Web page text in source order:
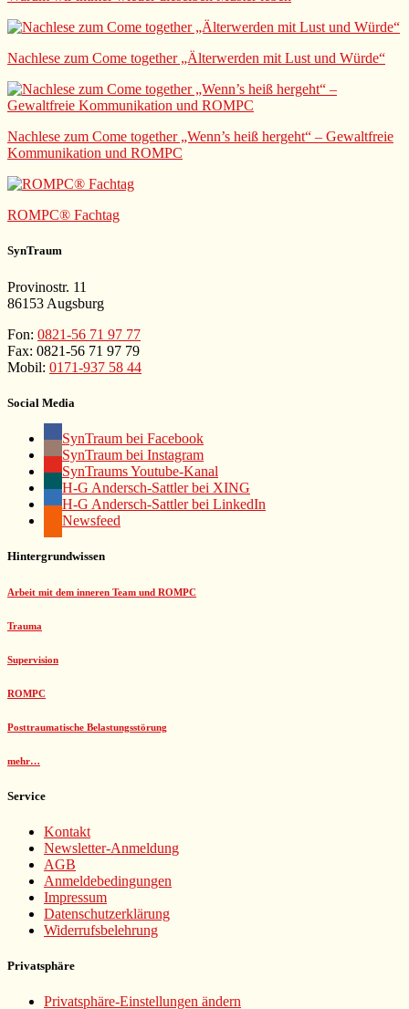
Nachlese zum Come together „Älterwerden mit Lust und Würde“
Nachlese zum Come together „Wenn’s heiß hergeht“ – Gewaltfreie
Kommunikation und ROMPC
ROMPC® Fachtag
SynTraum
Provinostr. 11
86153 Augsburg
Fon: 0821-56 71 97 77
Fax: 0821-56 71 97 79
Mobil: 0171-937 58 44
Social Media
SynTraum bei Facebook
SynTraum bei Instagram
SynTraums Youtube-Kanal
H-G Andersch-Sattler bei XING
H-G Andersch-Sattler bei LinkedIn
Newsfeed
Hintergrundwissen
Arbeit mit dem inneren Team und ROMPC
Trauma
Supervision
ROMPC
Posttraumatische Belastungsstörung
mehr…
Service
Kontakt
Newsletter-Anmeldung
AGB
Anmeldebedingungen
Impressum
Datenschutzerklärung
Widerrufsbelehrung
Privatsphäre
Privatsphäre-Einstellungen ändern